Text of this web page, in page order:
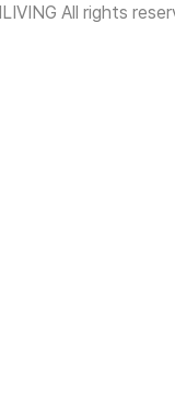
All rights